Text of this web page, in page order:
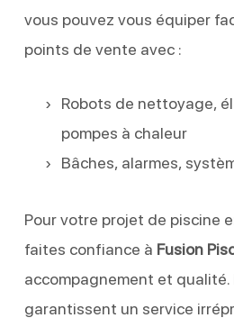
vous pouvez vous équiper
points de vente avec :
Robots de nettoyage,
pompes à chaleur
Bâches, alarmes,
Pour votre projet de piscine
faites confiance à Fusion
accompagnement et
garantissent un service